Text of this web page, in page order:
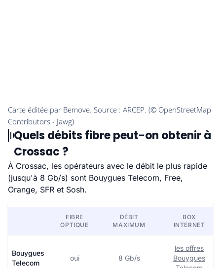
Quels débits fibre peut-on obtenir à
Crossac ?
À Crossac, les opérateurs avec le débit le plus rapide
(jusqu'à 8 Gb/s) sont Bouygues Telecom, Free,
Orange, SFR et Sosh.
FIBRE
OPTIQUE
DÉBIT
MAXIMUM
BOX
INTERNET
Bouygues
Telecom
oui 8 Gb/s
les offres
Bouygues